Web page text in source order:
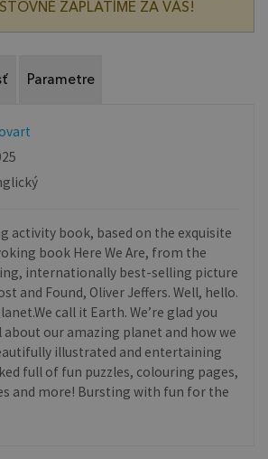
ZAPLATÍME ZA VÁS!
Parametre
activity book, based on the exquisite
book Here We Are, from the
internationally best-selling picture
and Found, Oliver Jeffers. Well, hello.
call it Earth. We’re glad you
about our amazing planet and how we
illustrated and entertaining
full of fun puzzles, colouring pages,
and more! Bursting with fun for the